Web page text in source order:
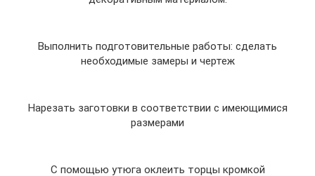
Выполнить подготовительные работы: сделать
необходимые замеры и чертеж
Нарезать заготовки в соответствии с имеющимися
размерами
С помощью утюга оклеить торцы кромкой